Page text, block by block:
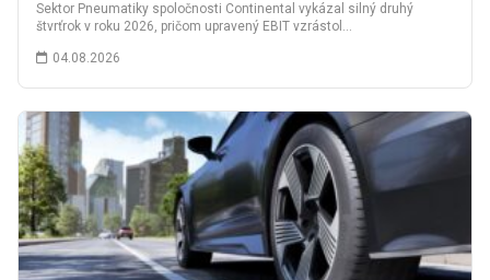
Sektor Pneumatiky spoločnosti Continental vykázal silný druhý
štvrťrok v roku 2026, pričom upravený EBIT vzrástol…
04.08.2026